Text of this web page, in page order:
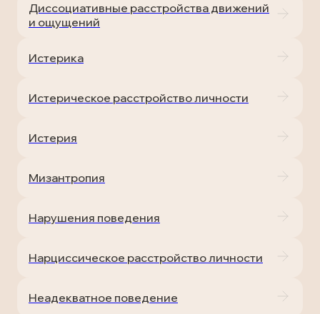
Диссоциативные расстройства движений
и ощущений
Истерика
Истерическое расстройство личности
Истерия
Мизантропия
Нарушения поведения
Нарциссическое расстройство личности
Неадекватное поведение